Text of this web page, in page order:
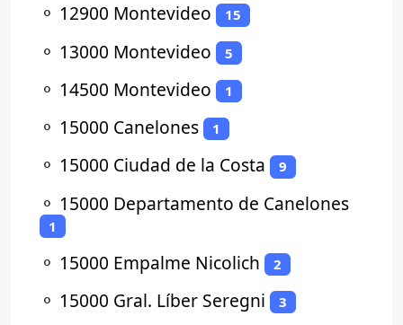
⚬ 12900 Montevideo 15
⚬ 13000 Montevideo 5
⚬ 14500 Montevideo 1
⚬ 15000 Canelones 1
⚬ 15000 Ciudad de la Costa 9
⚬ 15000 Departamento de Canelones
1
⚬ 15000 Empalme Nicolich 2
⚬ 15000 Gral. Líber Seregni 3